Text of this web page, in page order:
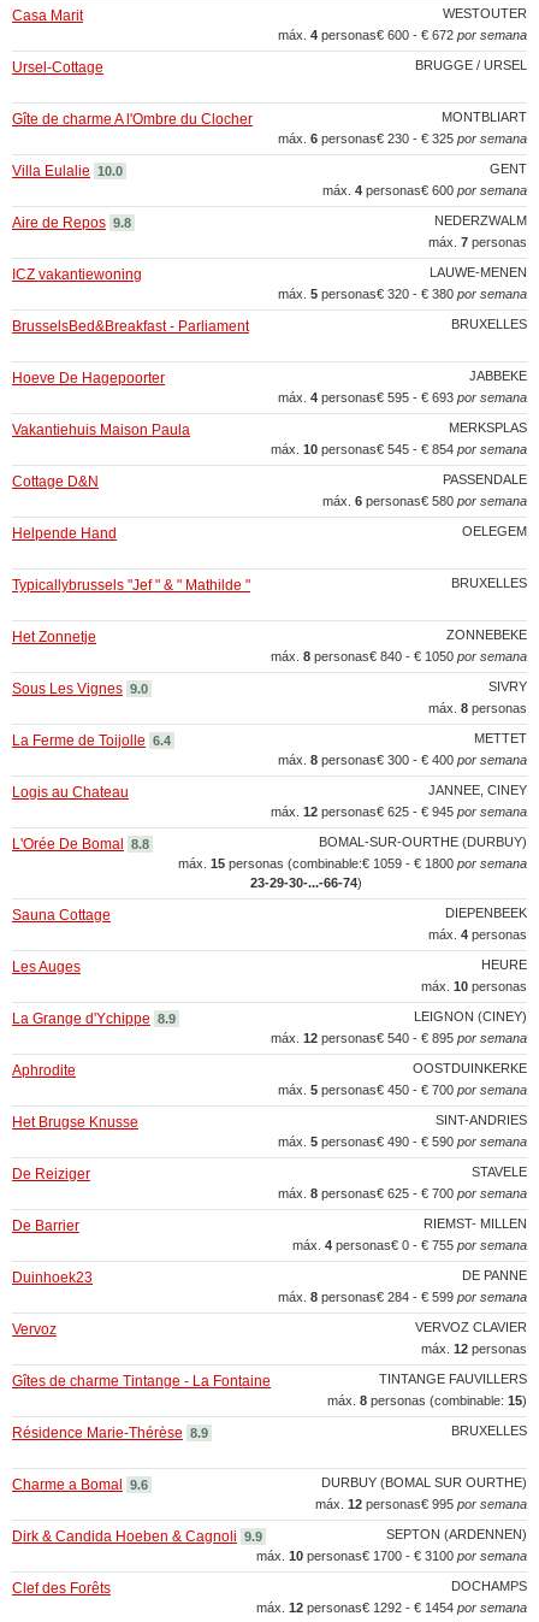
WESTOUTER
Casa Marit
€ 600 - € 672 por semana
máx. 4 personas
BRUGGE / URSEL
Ursel-Cottage
MONTBLIART
Gîte de charme A l'Ombre du Clocher
€ 230 - € 325 por semana
máx. 6 personas
GENT
Villa Eulalie 10.0
€ 600 por semana
máx. 4 personas
NEDERZWALM
Aire de Repos 9.8
máx. 7 personas
LAUWE-MENEN
ICZ vakantiewoning
€ 320 - € 380 por semana
máx. 5 personas
BRUXELLES
BrusselsBed&Breakfast - Parliament
JABBEKE
Hoeve De Hagepoorter
€ 595 - € 693 por semana
máx. 4 personas
MERKSPLAS
Vakantiehuis Maison Paula
€ 545 - € 854 por semana
máx. 10 personas
PASSENDALE
Cottage D&N
€ 580 por semana
máx. 6 personas
OELEGEM
Helpende Hand
BRUXELLES
Typicallybrussels "Jef " & " Mathilde "
ZONNEBEKE
Het Zonnetje
€ 840 - € 1050 por semana
máx. 8 personas
SIVRY
Sous Les Vignes 9.0
máx. 8 personas
METTET
La Ferme de Toijolle 6.4
€ 300 - € 400 por semana
máx. 8 personas
JANNEE, CINEY
Logis au Chateau
€ 625 - € 945 por semana
máx. 12 personas
BOMAL-SUR-OURTHE (DURBUY)
L'Orée De Bomal
8.8
€ 1059 - € 1800 por semana
máx. 15 personas (combinable:
23‑29‑30‑...‑66‑74)
DIEPENBEEK
Sauna Cottage
máx. 4 personas
HEURE
Les Auges
máx. 10 personas
LEIGNON (CINEY)
La Grange d'Ychippe 8.9
€ 540 - € 895 por semana
máx. 12 personas
OOSTDUINKERKE
Aphrodite
€ 450 - € 700 por semana
máx. 5 personas
SINT-ANDRIES
Het Brugse Knusse
€ 490 - € 590 por semana
máx. 5 personas
STAVELE
De Reiziger
€ 625 - € 700 por semana
máx. 8 personas
RIEMST- MILLEN
De Barrier
€ 0 - € 755 por semana
máx. 4 personas
DE PANNE
Duinhoek23
€ 284 - € 599 por semana
máx. 8 personas
VERVOZ CLAVIER
Vervoz
máx. 12 personas
TINTANGE FAUVILLERS
Gîtes de charme Tintange - La Fontaine
máx. 8 personas (combinable: 15)
BRUXELLES
Résidence Marie-Thérèse 8.9
DURBUY (BOMAL SUR OURTHE)
Charme a Bomal
9.6
€ 995 por semana
máx. 12 personas
SEPTON (ARDENNEN)
Dirk & Candida Hoeben & Cagnoli 9.9
€ 1700 - € 3100 por semana
máx. 10 personas
DOCHAMPS
Clef des Forêts
€ 1292 - € 1454 por semana
máx. 12 personas